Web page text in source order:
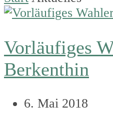
Vorläufiges
Berkenthin
6. Mai 2018